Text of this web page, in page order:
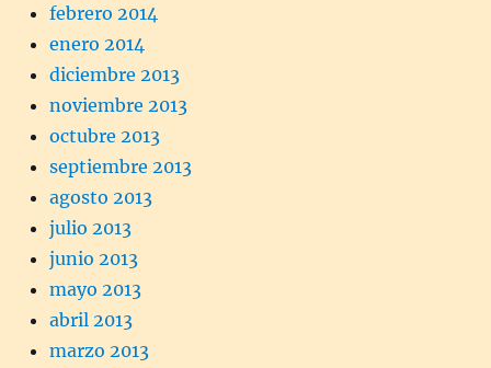
febrero 2014
enero 2014
diciembre 2013
noviembre 2013
octubre 2013
septiembre 2013
agosto 2013
julio 2013
junio 2013
mayo 2013
abril 2013
marzo 2013